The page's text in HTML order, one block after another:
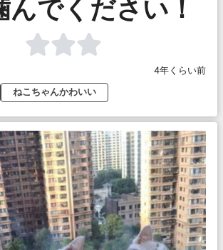
んでください！
4年くらい前
ねこちゃんかわいい